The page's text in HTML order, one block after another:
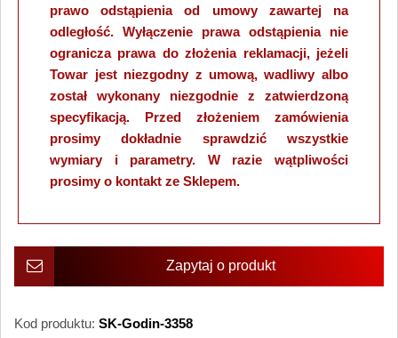
prawo odstąpienia od umowy zawartej na
odległość. Wyłączenie prawa odstąpienia nie
ogranicza prawa do złożenia reklamacji, jeżeli
Towar jest niezgodny z umową, wadliwy albo
został wykonany niezgodnie z zatwierdzoną
specyfikacją. Przed złożeniem zamówienia
prosimy dokładnie sprawdzić wszystkie
wymiary i parametry. W razie wątpliwości
prosimy o kontakt ze Sklepem.
Zapytaj o produkt
Kod produktu: SK-Godin-3358